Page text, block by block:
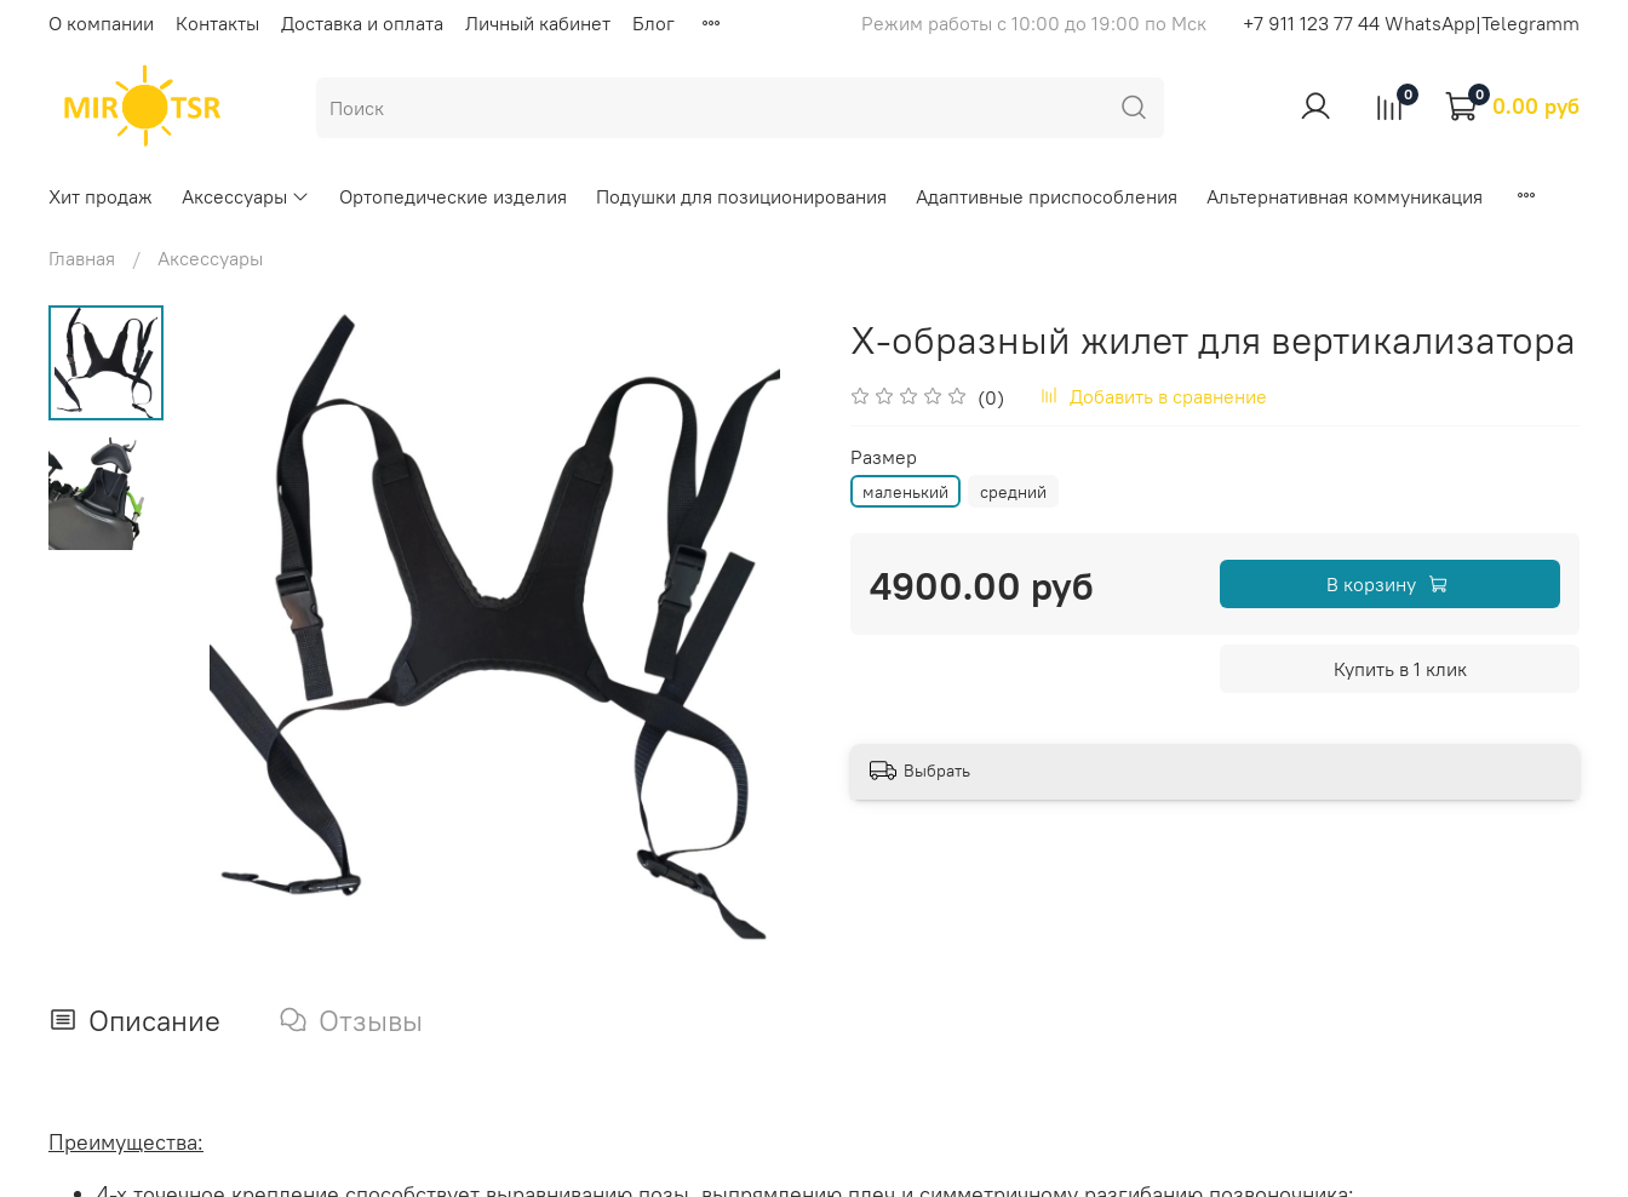
О компании Контакты Доставка и оплата Личный кабинет Блог Режим работы с 10:00 до 19:00 по Мск +7 911 123 77 44 WhatsApp|Telegramm
0 0 0.00 руб
Хит продаж Аксессуары Ортопедические изделия Подушки для позиционирования Адаптивные приспособления Альтернативная коммуникация
Главная Аксессуары
Х-образный жилет для вертикализатора
(0) Добавить в сравнение
Размер
маленький средний
4900.00 руб В корзину
Купить в 1 клик
Выбрать
Описание Отзывы
Преимущества: